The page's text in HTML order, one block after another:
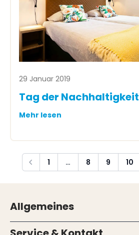
29 Januar 2019
Tag der Nachhaltigkeit
Mehr lesen
Vorherige
1 … 8 9 10
Allgemeines